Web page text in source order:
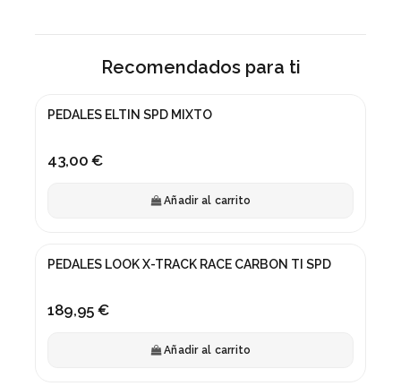
Recomendados para ti
PEDALES ELTIN SPD MIXTO
43,00 €
Añadir al carrito
PEDALES LOOK X-TRACK RACE CARBON TI SPD
189,95 €
Añadir al carrito